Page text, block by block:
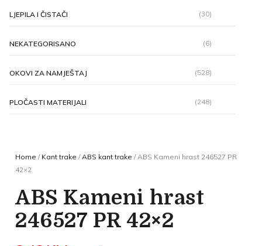
LJEPILA I ČISTAČI (30)
NEKATEGORISANO (6)
OKOVI ZA NAMJEŠTAJ (528)
PLOČASTI MATERIJALI (248)
Home / Kant trake /ABS kant trake / ABS Kameni hrast 246527 PR
42×2
ABS Kameni hrast
246527 PR 42×2